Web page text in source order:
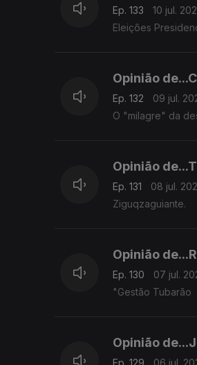
Ep. 133
10 jul.
Eleições
Opinião
Ep. 132
09 jul.
O "milagre" da
Opinião
Ep. 131
08 jul.
Ziguqzaguiante.
Opinião
Ep. 130
07 jul.
"Gestão Tubarão
Opinião